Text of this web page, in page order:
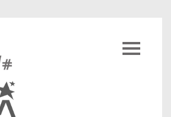
Toggle